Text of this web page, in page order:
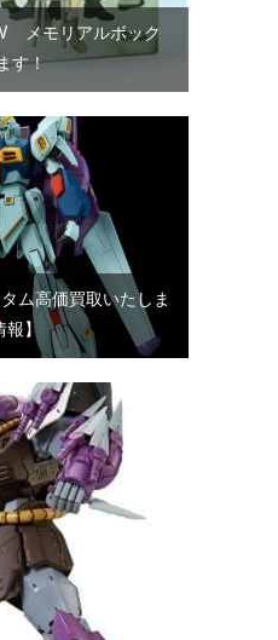
メモリアルボック
す！
ム高価買取いたしま
】